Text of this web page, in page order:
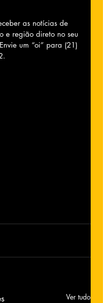
as notícias de
e região direto no seu
um “oi” para (21)
Ver tudo